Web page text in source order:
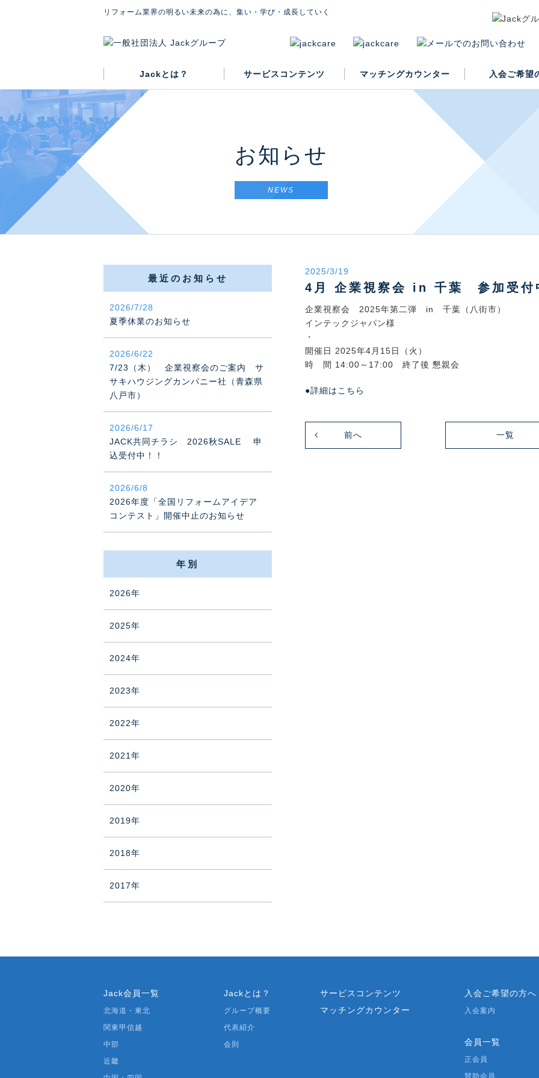
リフォーム業界の明るい未来の為に、集い・学び・成長していく
Jackとは？
グループ概要
代表紹介
会則
サービスコンテンツ マッチングカウンター 入会ご希望
お知らせ
NEWS
2025/3/19
4月 企業視察会 in 千葉 参加受付
企業視察会 2025年第二弾 in 千葉（八街市）
インテックジャパン様
・
開催日 2025年4月15日（火）
時 間 14:00～17:00 終了後 懇親会
●詳細はこちら
前へ 一覧
最近のお知らせ
2026/7/28
夏季休業のお知らせ
2026/6/22
7/23（木） 企業視察会のご案内 サ
サキハウジングカンパニー社（青森県
八戸市）
2026/6/17
JACK共同チラシ 2026秋SALE 申
込受付中！！
2026/6/8
2026年度「全国リフォームアイデア
コンテスト」開催中止のお知らせ
年別
2026年
2025年
2024年
2023年
2022年
2021年
2020年
2019年
2018年
2017年
Jack会員一覧
北海道・東北
関東甲信越
中部
近畿
Jackとは？
グループ概要
代表紹介
会則
サービスコンテンツ
マッチングカウンター
入会ご希望の方へ
入会案内
会員一覧
正会員
賛助会員